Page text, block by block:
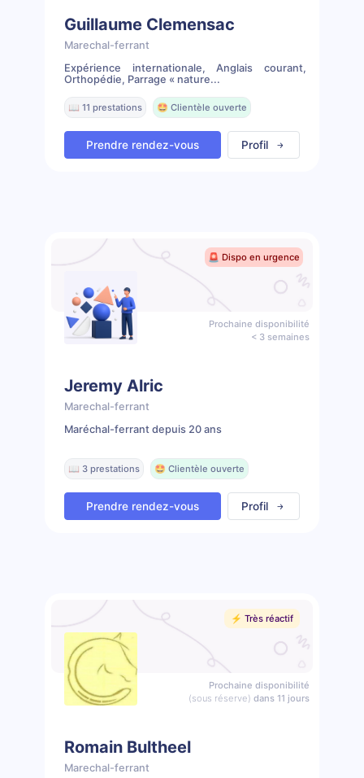
Guillaume Clemensac
Marechal-ferrant
Expérience internationale, Anglais courant,
Orthopédie, Parrage « nature...
📖 11 prestations 🤩 Clientèle ouverte
Prendre rendez-vous Profil
🚨 Dispo en urgence
Prochaine disponibilité
< 3 semaines
Jeremy Alric
Marechal-ferrant
Maréchal-ferrant depuis 20 ans
📖 3 prestations 🤩 Clientèle ouverte
Prendre rendez-vous Profil
⚡️ Très réactif
Prochaine disponibilité
(sous réserve) dans 11 jours
Romain Bultheel
Marechal-ferrant